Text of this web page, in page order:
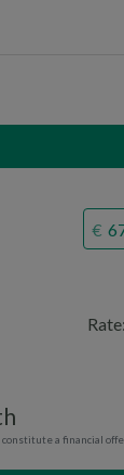
a financial